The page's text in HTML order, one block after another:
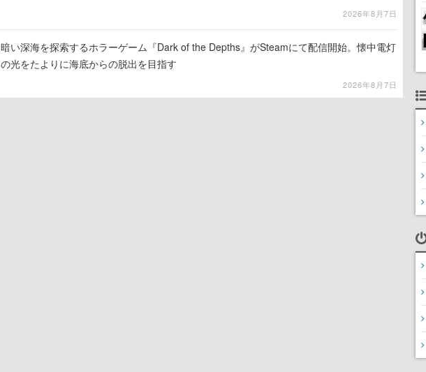
2026年8月7日
暗い深海を探索するホラーゲーム『Dark of the Depths』がSteamにて配信開始。懐中電灯
の光をたよりに海底からの脱出を目指す
2026年8月7日